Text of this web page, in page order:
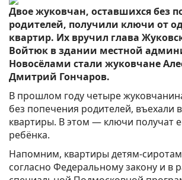
Двое жуковчан, оставшихся без
родителей, получили ключи от
квартир. Их вручил глава
Войтюк в здании местной
Новосёлами стали жуковчане
Дмитрий Гончаров.
В прошлом году четыре
без попечения родителей, въехали
квартиры. В этом — ключи получат
ребёнка.
Напомним, квартиры детям-
согласно Федеральному закону и в